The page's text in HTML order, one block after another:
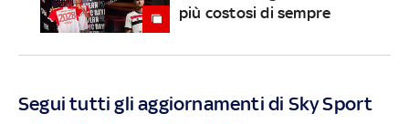
più costosi di sempre
Segui tutti gli aggiornamenti di Sky Sport